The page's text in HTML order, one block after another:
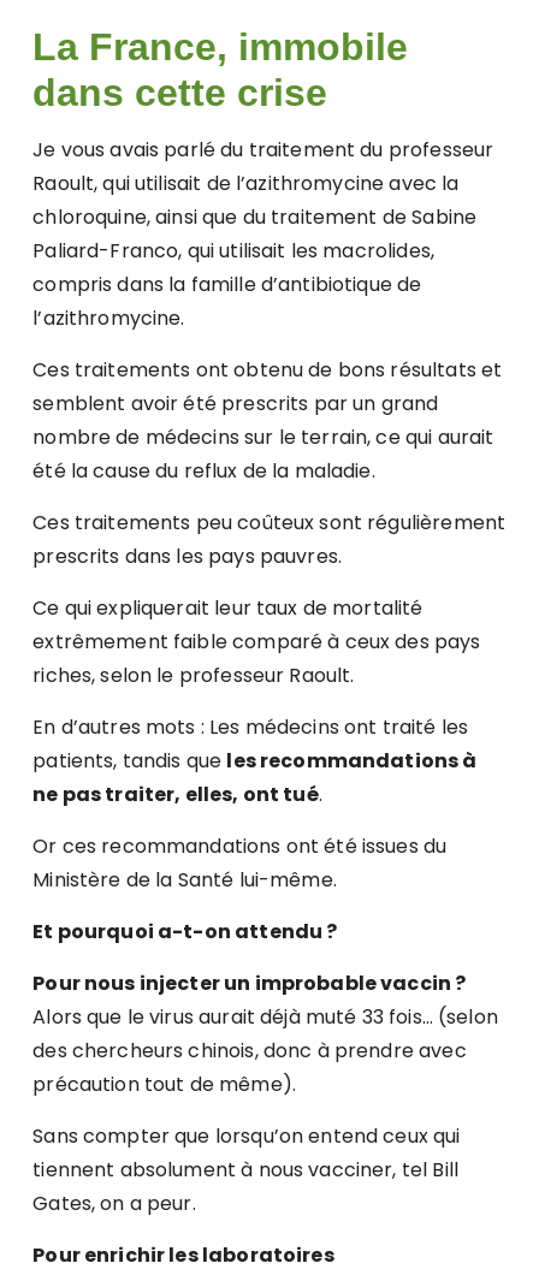
La France, immobile
dans cette crise
Je vous avais parlé du traitement du professeur
Raoult, qui utilisait de l’azithromycine avec la
chloroquine, ainsi que du traitement de Sabine
Paliard-Franco, qui utilisait les macrolides,
compris dans la famille d’antibiotique de
l’azithromycine.
Ces traitements ont obtenu de bons résultats et
semblent avoir été prescrits par un grand
nombre de médecins sur le terrain, ce qui aurait
été la cause du reflux de la maladie.
Ces traitements peu coûteux sont régulièrement
prescrits dans les pays pauvres.
Ce qui expliquerait leur taux de mortalité
extrêmement faible comparé à ceux des pays
riches, selon le professeur Raoult.
En d’autres mots : Les médecins ont traité les
patients, tandis que les recommandations à
ne pas traiter, elles, ont tué.
Or ces recommandations ont été issues du
Ministère de la Santé lui-même.
Et pourquoi a-t-on attendu ?
Pour nous injecter un improbable vaccin ?
Alors que le virus aurait déjà muté 33 fois… (selon
des chercheurs chinois, donc à prendre avec
précaution tout de même).
Sans compter que lorsqu’on entend ceux qui
tiennent absolument à nous vacciner, tel Bill
Gates, on a peur.
Pour enrichir les laboratoires